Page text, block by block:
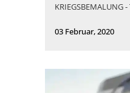
KRIEGSBEMALUNG -
03 Februar, 2020